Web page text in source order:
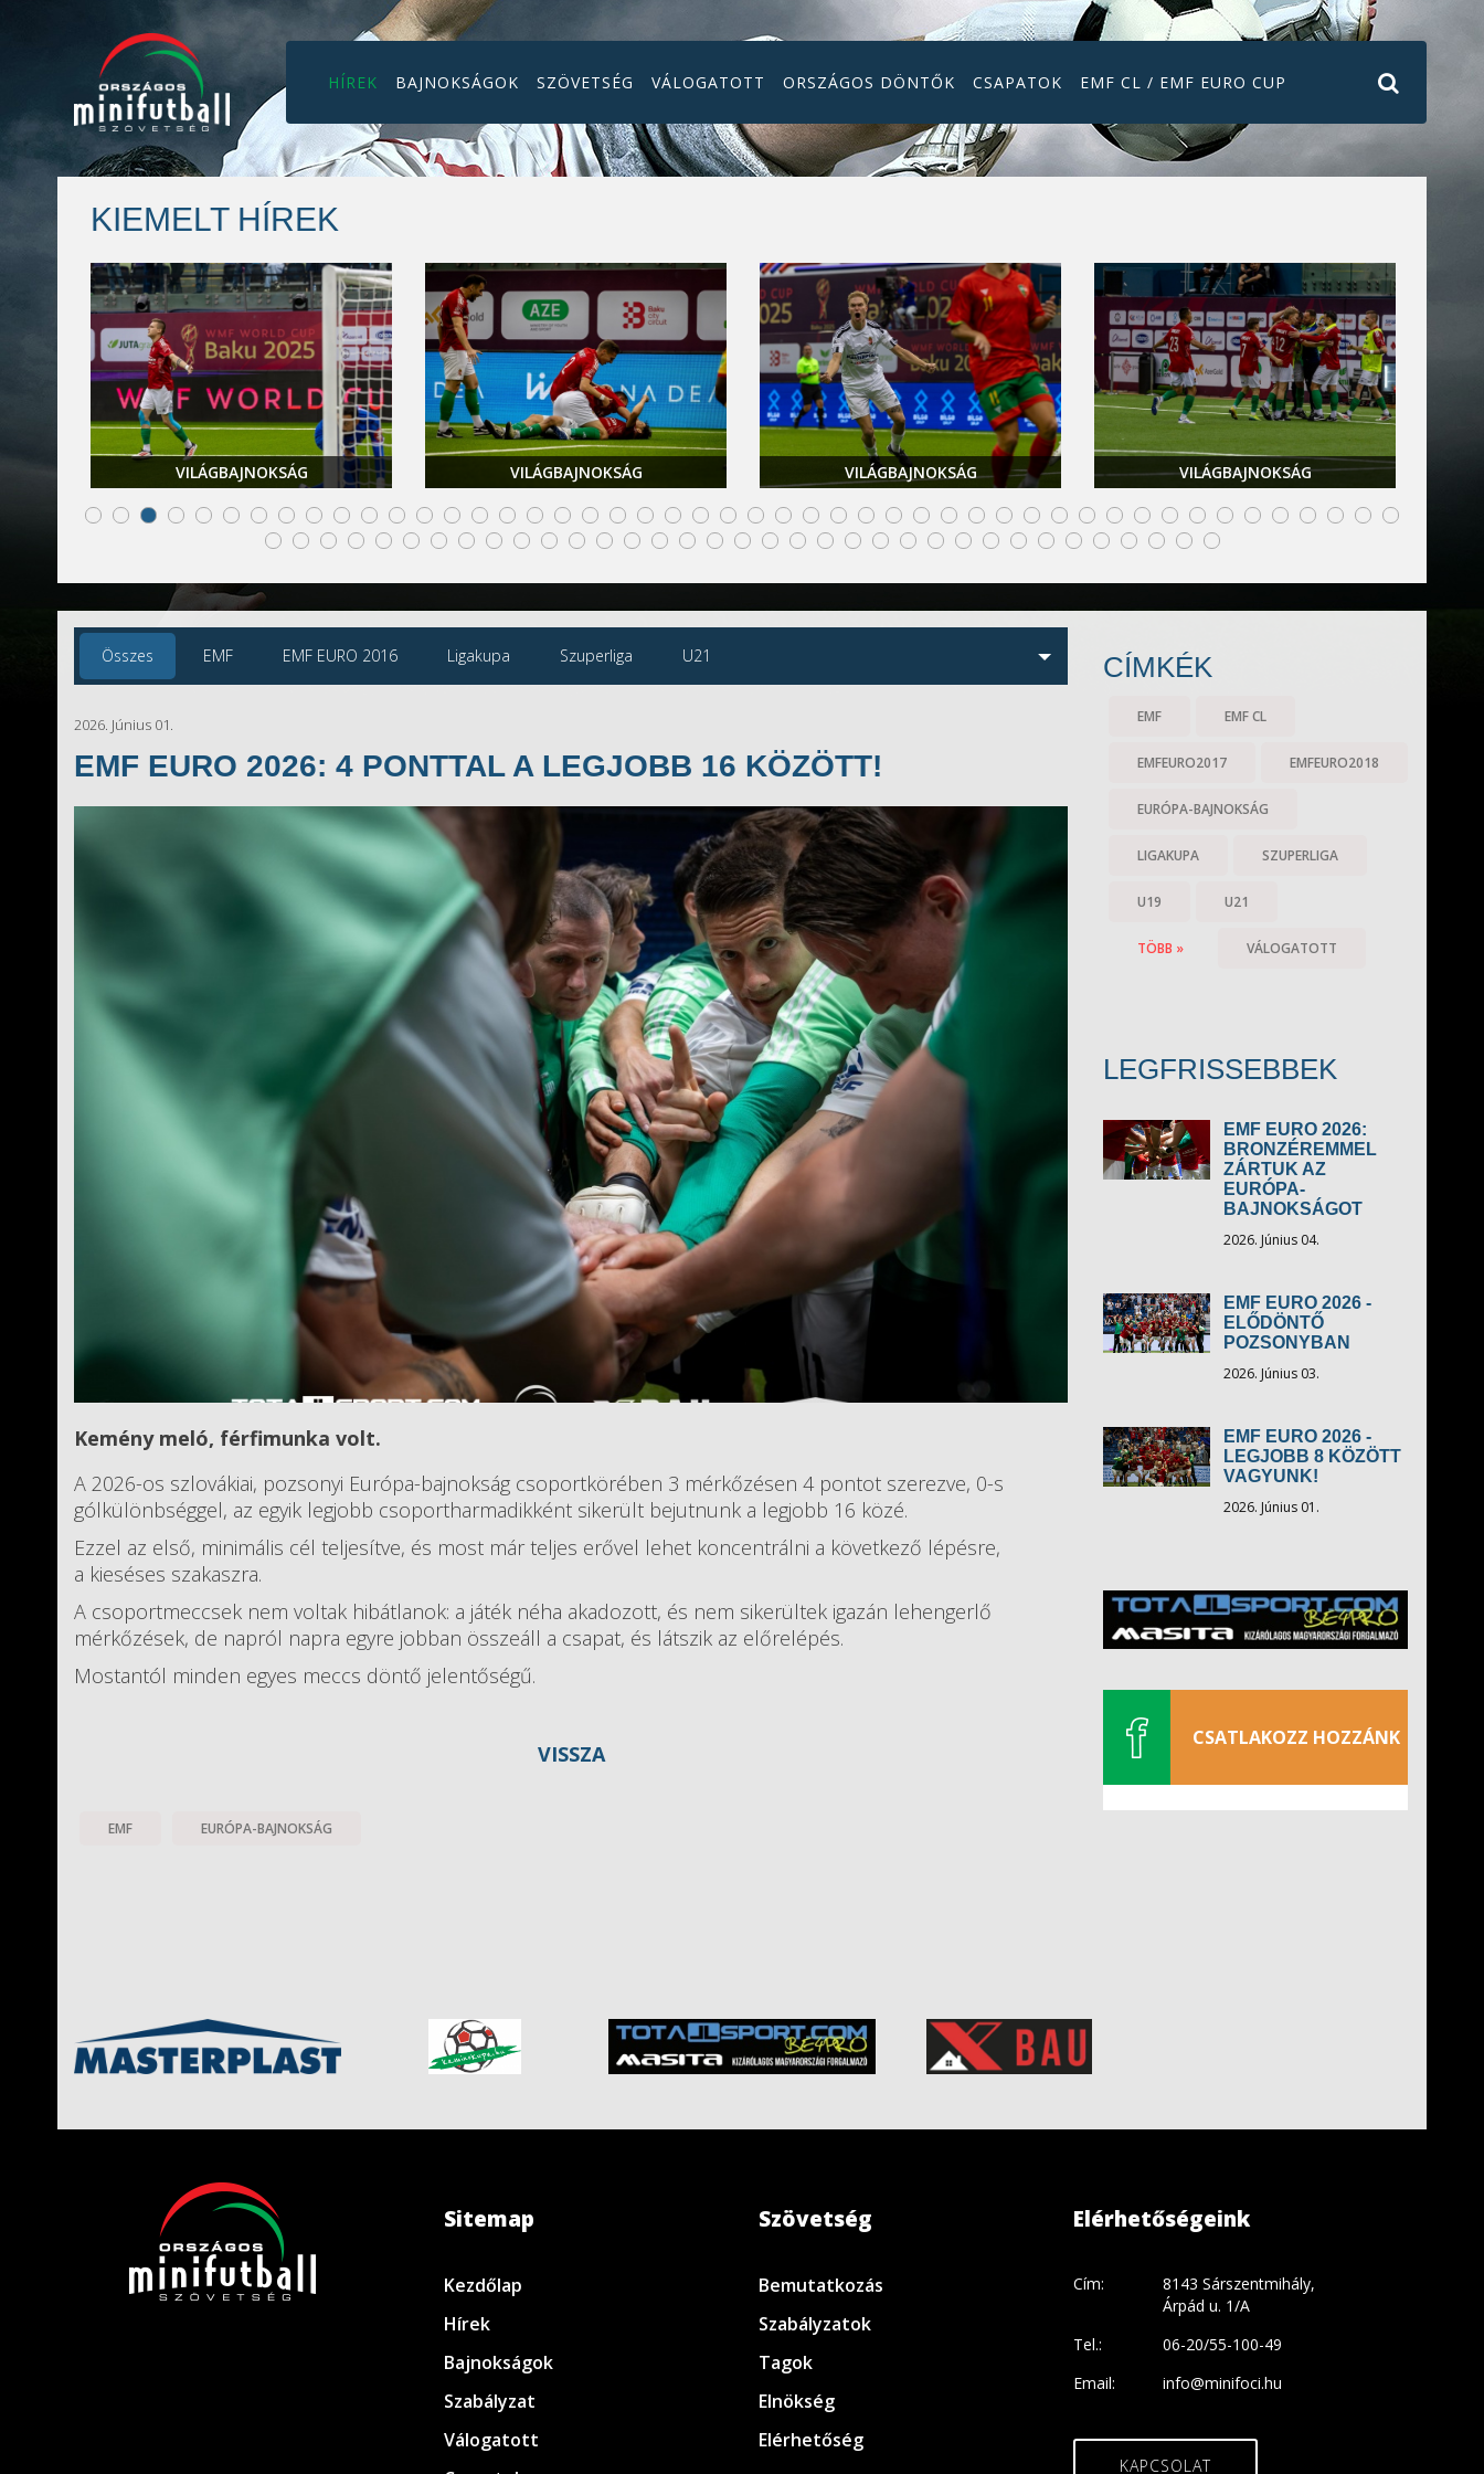
HÍREK BAJNOKSÁGOK SZÖVETSÉG VÁLOGATOTT ORSZÁGOS DÖNTŐK CSAPATOK EMF CL / EMF EURO CUP
KIEMELT HÍREK
VILÁGBAJNOKSÁG VILÁGBAJNOKSÁG VILÁGBAJNOKSÁG VILÁGBAJNOKSÁG
Összes EMF EMF EURO 2016 Ligakupa Szuperliga U21
2026. Június 01.
EMF EURO 2026: 4 PONTTAL A LEGJOBB 16 KÖZÖTT!
Kemény meló, férfimunka volt.
A 2026-os szlovákiai, pozsonyi Európa-bajnokság csoportkörében 3 mérkőzésen 4 pontot szerezve, 0-s
gólkülönbséggel, az egyik legjobb csoportharmadikként sikerült bejutnunk a legjobb 16 közé.
Ezzel az első, minimális cél teljesítve, és most már teljes erővel lehet koncentrálni a következő lépésre,
a kieséses szakaszra.
A csoportmeccsek nem voltak hibátlanok: a játék néha akadozott, és nem sikerültek igazán lehengerlő
mérkőzések, de napról napra egyre jobban összeáll a csapat, és látszik az előrelépés.
Mostantól minden egyes meccs döntő jelentőségű.
VISSZA
EMF EURÓPA-BAJNOKSÁG
CÍMKÉK
EMF EMF CL
EMFEURO2017 EMFEURO2018
EURÓPA-BAJNOKSÁG
LIGAKUPA SZUPERLIGA
U19 U21
VÁLOGATOTT
TÖBB »
LEGFRISSEBBEK
EMF EURO 2026:
BRONZÉREMMEL
ZÁRTUK AZ
EURÓPA-
BAJNOKSÁGOT
2026. Június 04.
EMF EURO 2026 -
ELŐDÖNTŐ
POZSONYBAN
2026. Június 03.
EMF EURO 2026 -
LEGJOBB 8 KÖZÖTT
VAGYUNK!
2026. Június 01.
CSATLAKOZZ HOZZÁNK
Sitemap
Kezdőlap
Hírek
Bajnokságok
Szabályzat
Válogatott
Szövetség
Bemutatkozás
Szabályzatok
Tagok
Elnökség
Elérhetőség
Elérhetőségeink
Cím:
8143 Sárszentmihály,
Árpád u. 1/A
Tel.:
06-20/55-100-49
Email:
info@minifoci.hu
KAPCSOLAT